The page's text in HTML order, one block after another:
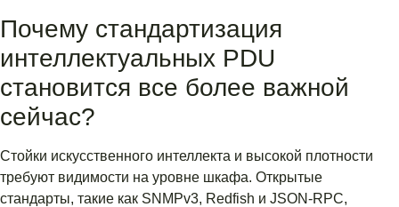
Почему стандартизация
интеллектуальных PDU
становится все более важной
сейчас?
Стойки искусственного интеллекта и высокой плотности
требуют видимости на уровне шкафа. Открытые
стандарты, такие как SNMPv3, Redfish и JSON-RPC,